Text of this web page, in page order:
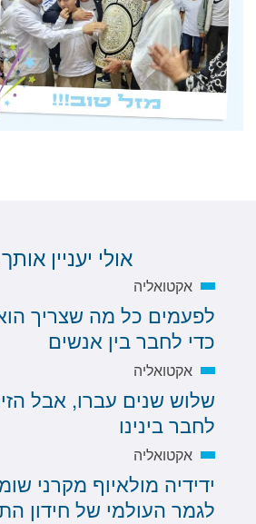
אולי יעניין
אקטואליה
לפעמים כל מה שצריך
כדי לחבר בין אנשים
אקטואליה
שלוש שנים עברו, אבל
לחבר בינינו
אקטואליה
ידידיה מולאיוף מקרני
לגמר העולמי של חידון